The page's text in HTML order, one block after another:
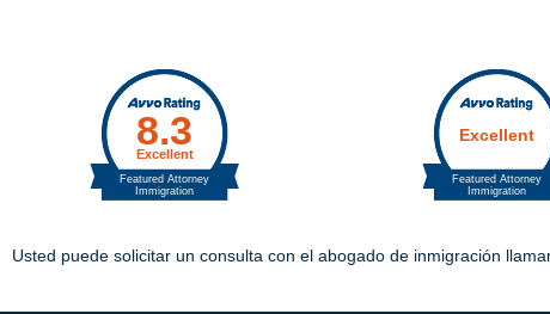
Usted puede solicitar un consulta con el abogado de inmigración